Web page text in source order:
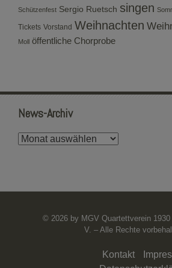
Schützenfest Sergio Ruetsch singen
Tickets Vorstand Weihnachten
Moll öffentliche Chorprobe
News-Archiv
News-
© 2026 by MGV Quartettverein
V. – Alle Rechte
Kontakt